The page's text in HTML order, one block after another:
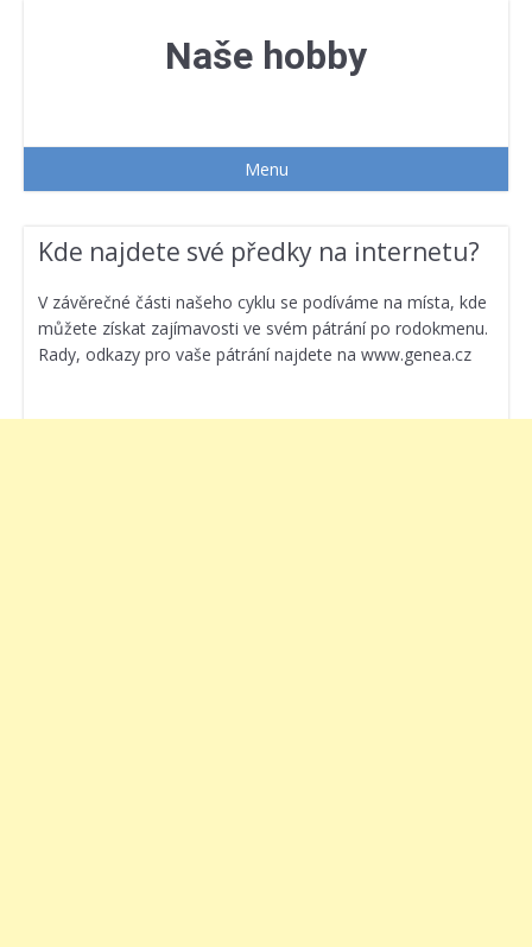
Naše hobby
Menu
Kde najdete své předky na internetu?
V závěrečné části našeho cyklu se podíváme na místa, kde
můžete získat zajímavosti ve svém pátrání po rodokmenu.
Rady, odkazy pro vaše pátrání najdete na www.genea.cz